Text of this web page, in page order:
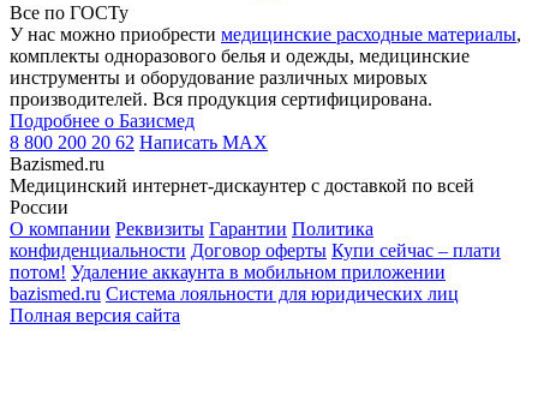
Все по ГОСТу
У нас можно приобрести медицинские расходные материалы,
комплекты одноразового белья и одежды, медицинские
инструменты и оборудование различных мировых
производителей. Вся продукция сертифицирована.
Подробнее о Базисмед
8 800 200 20 62 Написать MAX
Bazismed.ru
Медицинский интернет-дискаунтер с доставкой по всей
России
О компании Реквизиты Гарантии Политика
конфиденциальности Договор оферты Купи сейчас – плати
потом! Удаление аккаунта в мобильном приложении
bazismed.ru Система лояльности для юридических лиц
Полная версия сайта